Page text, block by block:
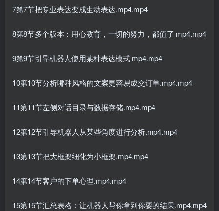
7第7节把专业表达变成生动表达.mp4.mp4
8第8节多个版本：用心教育，一切的努力，都值了.mp4.mp4
9第9节引导机器人使用某种表达模式.mp4.mp4
10第10节分析哪种风格的文案更容易成交订单.mp4.mp4
11第11节左侧对话目录与数据存储.mp4.mp4
12第12节引导机器人从某些角度进行分析.mp4.mp4
13第13节把大框架细化为小框架.mp4.mp4
14第14节客户的下单心理.mp4.mp4
15第15节汇总表格：让机器人帮你拿到你要的结果.mp4.mp4